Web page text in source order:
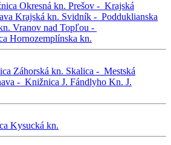
Okresná kn. Prešov - Krajská
Krajská kn. Svidník - Podduklianska
Vranov nad Topľou -
Hornozemplínska kn.
Záhorská kn. Skalica - Mestská
- Knižnica J. Fándlyho Kn. J.
Kysucká kn.